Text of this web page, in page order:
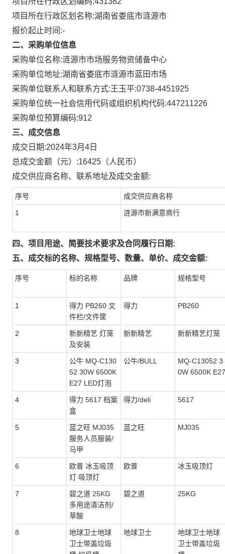
项目所在行政区划名称:湖南省娄底市涟源市
报价起止时间:-
二、采购单位信息
采购单位名称:涟源市市场服务物资储备中心
采购单位地址:湖南省娄底市涟源市蓝田市场
采购单位联系人和联系方式:王玉平:0738-4451925
采购单位统一社会信用代码或组织机构代码:447211226
采购单位预算编码:912
三、成交信息
成交日期:2024年3月4日
总成交金额（元）:16425 （人民币）
成交供应商名称、联系地址及成交金额:
序号 成交供应商名称
1 涟源市新满意商行
四、项目用途、简要技术要求及合同履行日期:
五、成交标的名称、规格型号、数量、单价、成交金额:
序号 标的名称 品牌 规格型号
1
得力 PB260 文
件栏/文件筐
得力 PB260
2
新新精艺 灯笼
及安装
新新精艺 新新精艺灯笼
3
公牛 MQ-C130
52 30W 6500K
E27 LED灯泡
公牛/BULL
MQ-C13052 3
0W 6500K E27
4
得力 5617 档案
盒
得力/deli 5617
5
蓝之旺 MJ035
服务人员服装/
马甲
蓝之旺 MJ035
6
欧普 冰玉吸顶
灯 吸顶灯
欧普 冰玉吸顶灯
7
碧之道 25KG
多用途清洁剂/
草酸
碧之道 25KG
8
地球卫士地球
卫士带盖垃圾
地球卫士
地球卫士地球
卫士带盖垃圾